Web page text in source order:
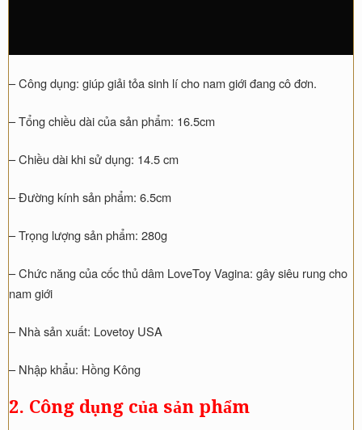
– Công dụng: giúp giải tỏa sinh lí cho nam giới đang cô đơn.
– Tổng chiều dài của sản phẩm: 16.5cm
– Chiều dài khi sử dụng: 14.5 cm
– Đường kính sản phẩm: 6.5cm
– Trọng lượng sản phẩm: 280g
– Chức năng của cốc thủ dâm LoveToy Vagina: gây siêu rung cho
nam giới
– Nhà sản xuất: Lovetoy USA
– Nhập khẩu: Hồng Kông
2. Công dụng của sản phẩm